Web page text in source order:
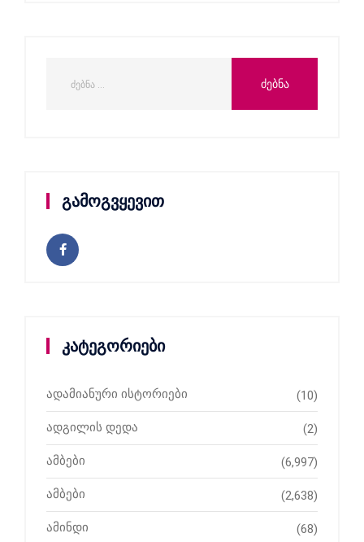
გამოგვყევით
კატეგორიები
ადამიანური ისტორიები (10)
ადგილის დედა (2)
ამბები (6,997)
ამბები (2,638)
ამინდი (68)